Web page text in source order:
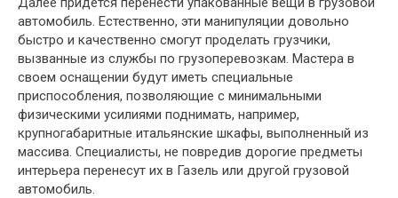
автомобиль. Естественно, эти манипуляции довольно
быстро и качественно смогут проделать грузчики,
вызванные из службы по грузоперевозкам. Мастера в
своем оснащении будут иметь специальные
приспособления, позволяющие с минимальными
физическими усилиями поднимать, например,
крупногабаритные итальянские шкафы, выполненный из
массива. Специалисты, не повредив дорогие предметы
интерьера перенесут их в Газель или другой грузовой
автомобиль.